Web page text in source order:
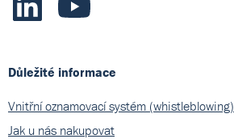
Důležité informace
Vnitřní oznamovací systém (whistleblowing)
Jak u nás nakupovat